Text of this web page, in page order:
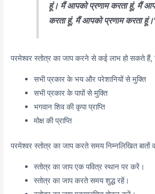
हूं। मैं आपको प्रणाम करता हूं, मैं
करता हूं, मैं आपको प्रणाम करता
परमेश्वर स्तोत्र का जाप करने से कई लाभ हो सकते हैं,
सभी प्रकार के भय और परेशानियों से मुक्ति
सभी प्रकार के पापों से मुक्ति
भगवान शिव की कृपा प्राप्ति
मोक्ष की प्राप्ति
परमेश्वर स्तोत्र का जाप करते समय निम्नलिखित बातों
स्तोत्र का जाप एक पवित्र स्थान पर करें।
स्तोत्र का जाप करते समय शुद्ध रहें।